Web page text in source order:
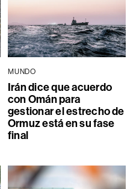
MUNDO
Irán dice que acuerdo
con Omán para
gestionar el estrecho de
Ormuz está en su fase
final